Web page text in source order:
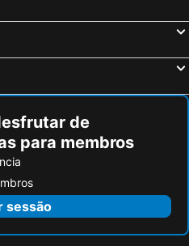
Hotel Spahr
Steigenberger Graf Zeppelin
ibis Styles Stuttgart Vaihingen
Holiday Inn Express Stuttgart - Waiblingen By Ihg
LOGINN Hotel Waiblingen
de
para membros
sessão